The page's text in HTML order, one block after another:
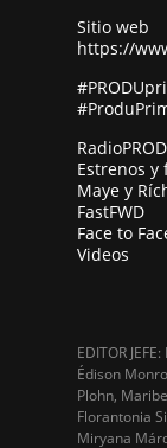
Sitio web
https://
Estrenos y
Maye y
FastFWD
Face to
Videos
EDITOR
Édison
Plohn,
Florantonia
Miryana